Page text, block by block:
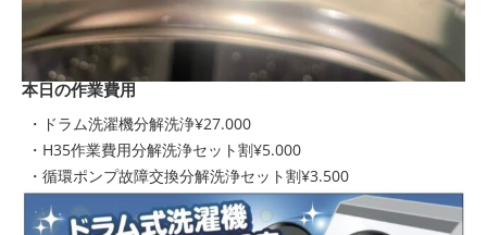
本日の作業費用
・ドラム洗濯機分解洗浄¥27.000
・H35作業費用分解洗浄セット割¥5.000
・循環ポンプ故障交換分解洗浄セット割¥3.500